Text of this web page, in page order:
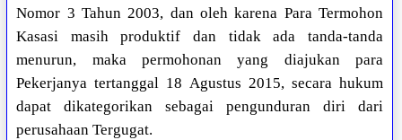
Nomor 3 Tahun 2003, dan oleh karena Para Termohon
Kasasi masih produktif dan tidak ada tanda-tanda
menurun, maka permohonan yang diajukan para
Pekerjanya tertanggal 18 Agustus 2015, secara hukum
dapat dikategorikan sebagai pengunduran diri dari
perusahaan Tergugat.